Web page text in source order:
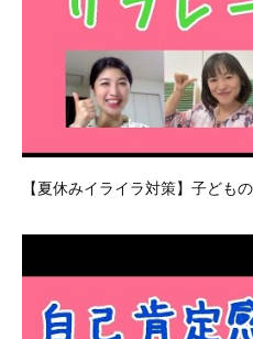
【夏休みイライラ対策】子ど